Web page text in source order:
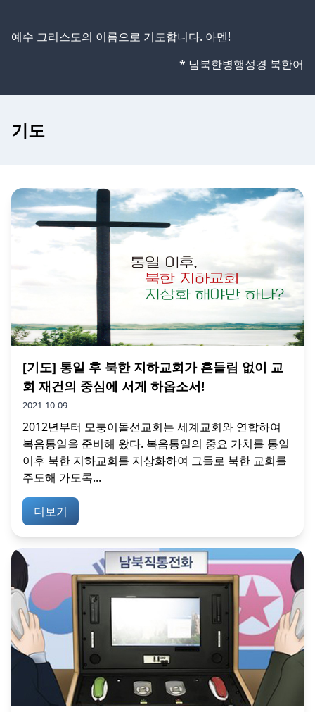
예수 그리스도의 이름으로 기도합니다. 아멘!
* 남북한병행성경 북한어
기도
[기도] 통일 후 북한 지하교회가 흔들림 없이 교
회 재건의 중심에 서게 하옵소서!
2021-10-09
2012년부터 모퉁이돌선교회는 세계교회와 연합하여
복음통일을 준비해 왔다. 복음통일의 중요 가치를 통일
이후 북한 지하교회를 지상화하여 그들로 북한 교회를
주도해 가도록...
더보기